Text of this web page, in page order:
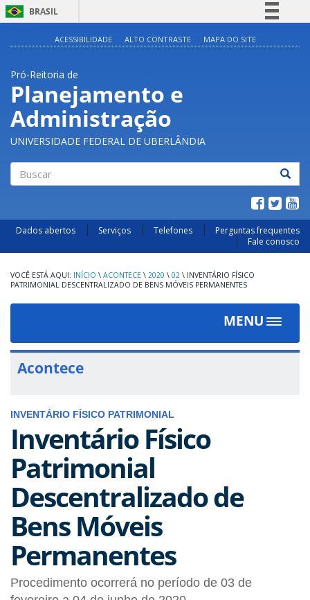
BRASIL
Acesso à informação
ACESSIBILIDADE ALTO CONTRASTE MAPA DO SITE
Pró-Reitoria de
Planejamento e
Administração
UNIVERSIDADE FEDERAL DE UBERLÂNDIA
Dados abertos Serviços Telefones
Perguntas frequentes
Fale conosco
INÍCIO \ ACONTECE \ 2020 \ 02 \ INVENTÁRIO FÍSICO
PATRIMONIAL DESCENTRALIZADO DE BENS MÓVEIS PERMANENTES
MENU
Toggle
Acontece
INVENTÁRIO FÍSICO PATRIMONIAL
Inventário Físico
Patrimonial
Descentralizado de
Bens Móveis
Permanentes
Procedimento ocorrerá no período de 03 de